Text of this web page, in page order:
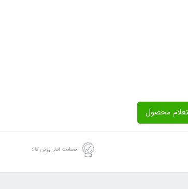
ضمانت اصل بودن کالا